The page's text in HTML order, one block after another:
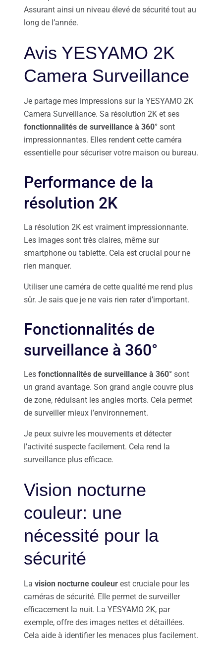
Assurant ainsi un niveau élevé de sécurité tout au
long de l’année.
Avis YESYAMO 2K
Camera Surveillance
Je partage mes impressions sur la YESYAMO 2K
Camera Surveillance. Sa résolution 2K et ses
fonctionnalités de surveillance à 360° sont
impressionnantes. Elles rendent cette caméra
essentielle pour sécuriser votre maison ou bureau.
Performance de la
résolution 2K
La résolution 2K est vraiment impressionnante.
Les images sont très claires, même sur
smartphone ou tablette. Cela est crucial pour ne
rien manquer.
Utiliser une caméra de cette qualité me rend plus
sûr. Je sais que je ne vais rien rater d’important.
Fonctionnalités de
surveillance à 360°
Les fonctionnalités de surveillance à 360° sont
un grand avantage. Son grand angle couvre plus
de zone, réduisant les angles morts. Cela permet
de surveiller mieux l’environnement.
Je peux suivre les mouvements et détecter
l’activité suspecte facilement. Cela rend la
surveillance plus efficace.
Vision nocturne
couleur: une
nécessité pour la
sécurité
La vision nocturne couleur est cruciale pour les
caméras de sécurité. Elle permet de surveiller
efficacement la nuit. La YESYAMO 2K, par
exemple, offre des images nettes et détaillées.
Cela aide à identifier les menaces plus facilement.